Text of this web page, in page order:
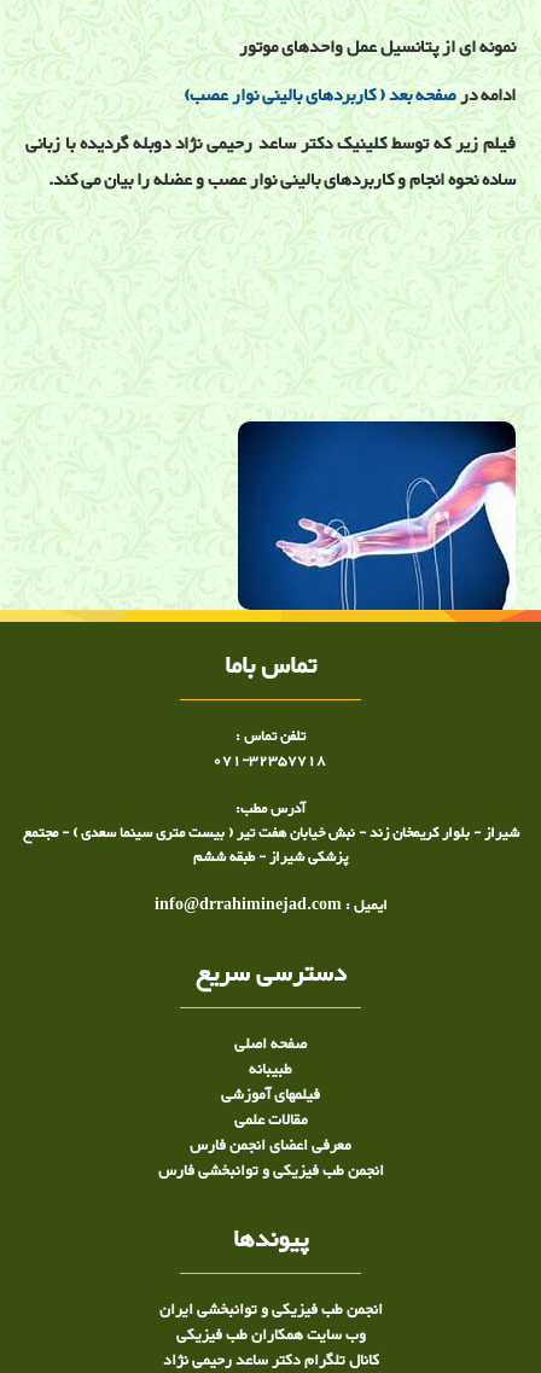
نمونه ای از پتانسیل عمل واحدهای موتور
ادامه درصفحه بعد ( كاربردهای بالينی نوار عصب)
فیلم زیر که توسط کلینیک دکتر ساعد رحیمی نژاد دوبله گردیده با زبانی
ساده نحوه انجام و کاربردهای بالینی نوار عصب و عضله را بیان می کند.
نوار عصب و عضله
نوار عصب و عضله ,کلینیک نوار عصب, نوار عصب , نوار عضله , کلینیک
نوار عصب صدرا, نوروپاتی , میوپاتی , نوار عصب در شیراز, متخصص نوار
عصب در شیراز, دکتر ساعد رحیمی نژاد , متخصص طب فیزیکی در شیراز
, توانبخشی در شیراز, کلینیک نوار عصب در شیراز, مرکز نوار عصب در
تماس باما
تلفن تماس :
071-32357718
آدرس مطب:
شیراز - بلوار کریمخان زند - نبش خیابان هفت تیر ( بیست متری سینما سعدی ) - مجتمع
پزشکی شیراز - طبقه ششم
ایمیل : info@drrahiminejad.com
دسترسی سریع
صفحه اصلی
طبيبانه
فیلمهای آموزشی
مقالات علمی
معرفی اعضای انجمن فارس
انجمن طب فیزیکی و توانبخشی فارس
پیوندها
انجمن طب فیزیکی و توانبخشی ایران
وب سایت همکاران طب فیزیکی
کانال تلگرام دکتر ساعد رحیمی نژاد